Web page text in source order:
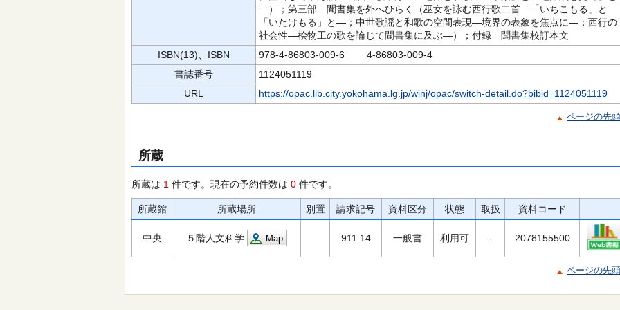
―）；第三部 聞書集を外へひらく（巫女を詠む西行歌二首―「いちこもる」と
「いたけもる」と―；中世歌謡と和歌の空間表現―境界の表象を焦点に―；西行の
社会性―桧物工の歌を論じて聞書集に及ぶ―）；付録 聞書集校訂本文
ISBN(13)、ISBN
978-4-86803-009-6 4-86803-009-4
書誌番号
1124051119
URL
https://opac.lib.city.yokohama.lg.jp/winj/opac/switch-detail.do?bibid=1124051119
ページの先
所蔵
所蔵は 1 件です。現在の予約件数は 0 件です。
所蔵館 所蔵場所 別置 請求記号 資料区分 状態 取扱 資料コード
中央 ５階人文科学 Map 911.14 一般書 利用可 - 2078155500
ページの先